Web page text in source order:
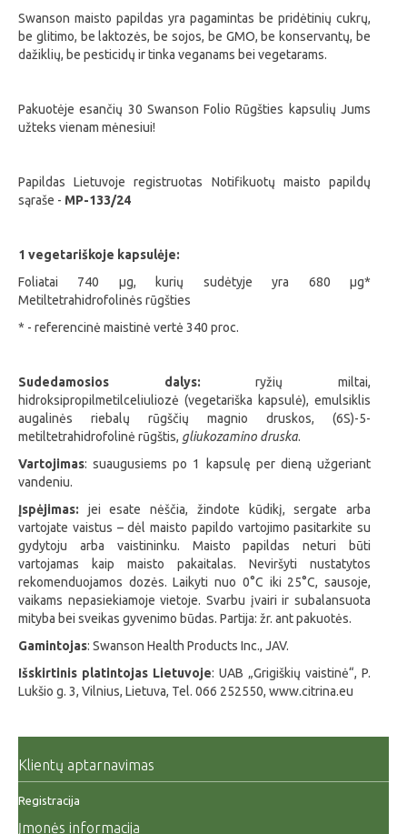
Swanson maisto papildas yra pagamintas be pridėtinių cukrų,
be glitimo, be laktozės, be sojos, be GMO, be konservantų, be
dažiklių, be pesticidų ir tinka veganams bei vegetarams.
Pakuotėje esančių 30 Swanson Folio Rūgšties kapsulių Jums
užteks vienam mėnesiui!
Papildas Lietuvoje registruotas Notifikuotų maisto papildų
sąraše - MP-133/24
1 vegetariškoje kapsulėje:
Foliatai 740 µg, kurių sudėtyje yra 680 µg*
Metiltetrahidrofolinės rūgšties
* - referencinė maistinė vertė 340 proc.
Sudedamosios dalys: ryžių miltai,
hidroksipropilmetilceliuliozė (vegetariška kapsulė), emulsiklis
augalinės riebalų rūgščių magnio druskos, (6S)-5-
metiltetrahidrofolinė rūgštis, gliukozamino druska.
Vartojimas: suaugusiems po 1 kapsulę per dieną užgeriant
vandeniu.
Įspėjimas: jei esate nėščia, žindote kūdikį, sergate arba
vartojate vaistus – dėl maisto papildo vartojimo pasitarkite su
gydytoju arba vaistininku. Maisto papildas neturi būti
vartojamas kaip maisto pakaitalas. Neviršyti nustatytos
rekomenduojamos dozės. Laikyti nuo 0°C iki 25°C, sausoje,
vaikams nepasiekiamoje vietoje. Svarbu įvairi ir subalansuota
mityba bei sveikas gyvenimo būdas. Partija: žr. ant pakuotės.
Gamintojas: Swanson Health Products Inc., JAV.
Išskirtinis platintojas Lietuvoje: UAB „Grigiškių vaistinė“, P.
Lukšio g. 3, Vilnius, Lietuva, Tel. 066 252550, www.citrina.eu
Klientų aptarnavimas
Registracija
Įmonės informacija